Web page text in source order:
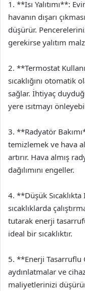
1. **Isı Yalıtımı**:
havanın dışarı
düşürür.
gerekirse yalıtım
2. **Termostat
sıcaklığını otomatik
sağlar. İhtiyaç
yere ısıtmayı
3. **Radyatör
temizlemek ve hava
artırır. Hava almış
dağılımını engeller.
4. **Düşük
sıcaklıklarda
tutarak enerji
ideal bir sıcaklıktır.
5. **Enerji Tasarruflu
aydınlatmalar ve
maliyetlerinizi